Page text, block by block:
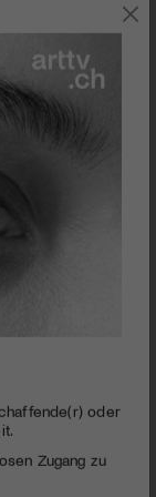
oder
Zugang zu